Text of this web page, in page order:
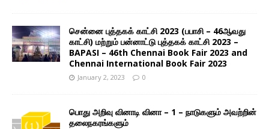
சென்னை புத்தகக் காட்சி 2023 (பபாசி – 46ஆவது
காட்சி) மற்றும் பன்னாட்டு புத்தகக் காட்சி 2023 –
BAPASI – 46th Chennai Book Fair 2023 and
Chennai International Book Fair 2023
January 2, 2023 0
பொது அறிவு வினாடி வினா – 1 – நாடுகளும் அவற்றின்
தலைநகரங்களும்